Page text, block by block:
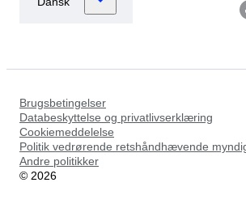
Brugsbetingelser
Databeskyttelse og privatlivserklæring
Cookiemeddelelse
Politik vedrørende retshåndhævende
Andre politikker
© 2026